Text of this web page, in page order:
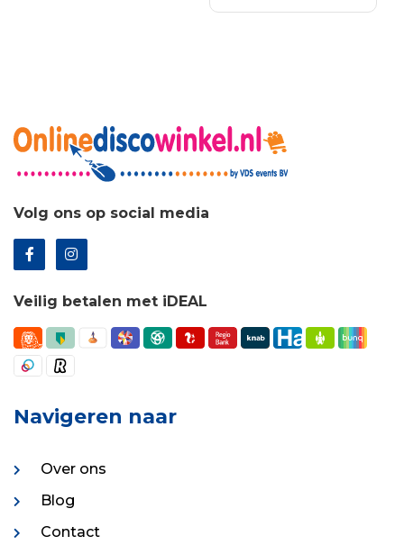
Volg ons op social media
Veilig betalen met iDEAL
Navigeren naar
Over ons
Blog
Contact